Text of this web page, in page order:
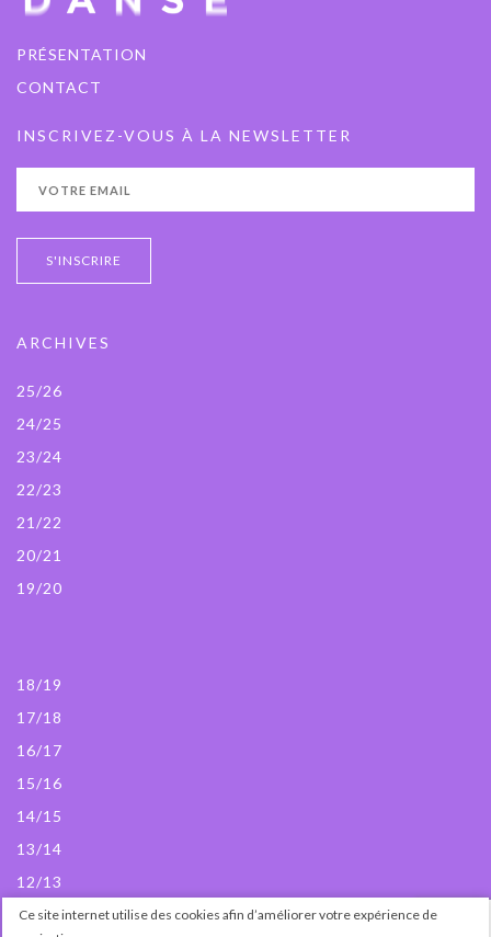
PRÉSENTATION
CONTACT
INSCRIVEZ-VOUS À LA NEWSLETTER
ARCHIVES
25/26
24/25
23/24
22/23
21/22
20/21
19/20
18/19
17/18
16/17
15/16
14/15
13/14
12/13
© Passedanse 2024
Ce site internet utilise des cookies afin d’améliorer votre expérience de